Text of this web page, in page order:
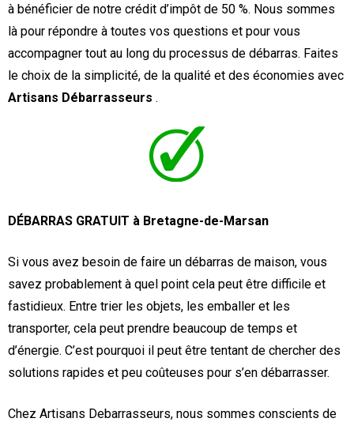
à bénéficier de notre crédit d’impôt de 50 %. Nous sommes
là pour répondre à toutes vos questions et pour vous
accompagner tout au long du processus de débarras. Faites
le choix de la simplicité, de la qualité et des économies avec
Artisans Débarrasseurs .
DÉBARRAS GRATUIT à Bretagne-de-Marsan
Si vous avez besoin de faire un débarras de maison, vous
savez probablement à quel point cela peut être difficile et
fastidieux. Entre trier les objets, les emballer et les
transporter, cela peut prendre beaucoup de temps et
d’énergie. C’est pourquoi il peut être tentant de chercher des
solutions rapides et peu coûteuses pour s’en débarrasser.
Chez Artisans Debarrasseurs, nous sommes conscients de